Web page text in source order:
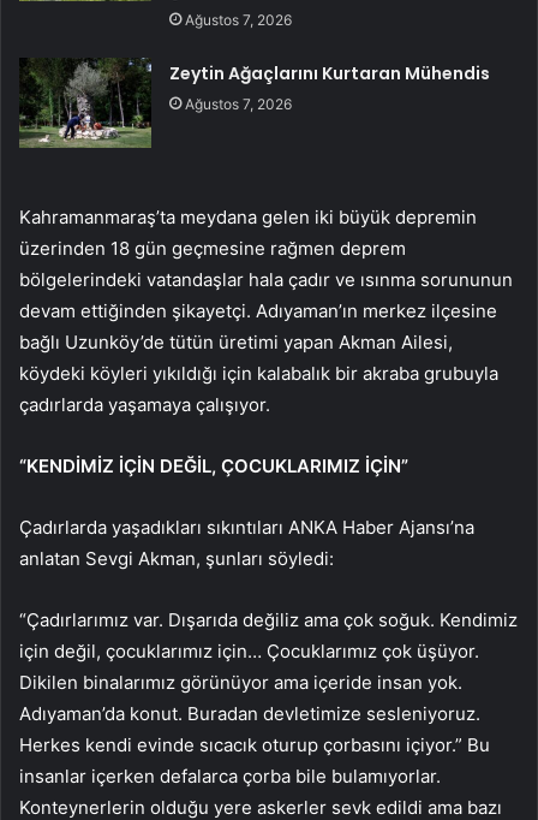
Ağustos 7, 2026
Zeytin Ağaçlarını Kurtaran Mühendis
Ağustos 7, 2026
Kahramanmaraş’ta meydana gelen iki büyük depremin
üzerinden 18 gün geçmesine rağmen deprem
bölgelerindeki vatandaşlar hala çadır ve ısınma sorununun
devam ettiğinden şikayetçi. Adıyaman’ın merkez ilçesine
bağlı Uzunköy’de tütün üretimi yapan Akman Ailesi,
köydeki köyleri yıkıldığı için kalabalık bir akraba grubuyla
çadırlarda yaşamaya çalışıyor.
“KENDİMİZ İÇİN DEĞİL, ÇOCUKLARIMIZ İÇİN”
Çadırlarda yaşadıkları sıkıntıları ANKA Haber Ajansı’na
anlatan Sevgi Akman, şunları söyledi:
“Çadırlarımız var. Dışarıda değiliz ama çok soğuk. Kendimiz
için değil, çocuklarımız için… Çocuklarımız çok üşüyor.
Dikilen binalarımız görünüyor ama içeride insan yok.
Adıyaman’da konut. Buradan devletimize sesleniyoruz.
Herkes kendi evinde sıcacık oturup çorbasını içiyor.” Bu
insanlar içerken defalarca çorba bile bulamıyorlar.
Konteynerlerin olduğu yere askerler sevk edildi ama bazı